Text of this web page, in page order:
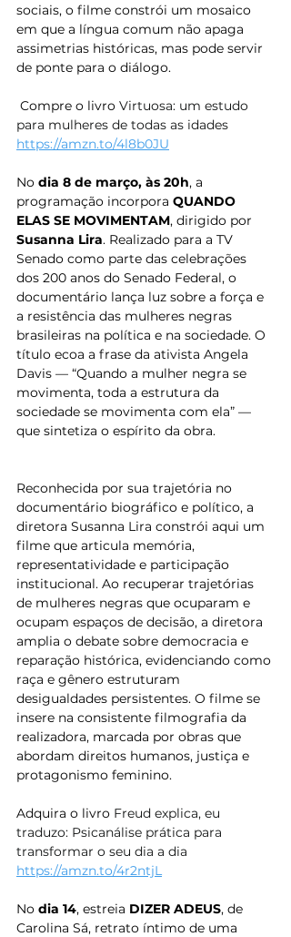
sociais, o filme constrói um mosaico
em que a língua comum não apaga
assimetrias históricas, mas pode servir
de ponte para o diálogo.
Compre o livro Virtuosa: um estudo
para mulheres de todas as idades
https://amzn.to/4l8b0JU
No dia 8 de março, às 20h, a
programação incorpora QUANDO
ELAS SE MOVIMENTAM, dirigido por
Susanna Lira. Realizado para a TV
Senado como parte das celebrações
dos 200 anos do Senado Federal, o
documentário lança luz sobre a força e
a resistência das mulheres negras
brasileiras na política e na sociedade. O
título ecoa a frase da ativista Angela
Davis — “Quando a mulher negra se
movimenta, toda a estrutura da
sociedade se movimenta com ela” —
que sintetiza o espírito da obra.
Reconhecida por sua trajetória no
documentário biográfico e político, a
diretora Susanna Lira constrói aqui um
filme que articula memória,
representatividade e participação
institucional. Ao recuperar trajetórias
de mulheres negras que ocuparam e
ocupam espaços de decisão, a diretora
amplia o debate sobre democracia e
reparação histórica, evidenciando como
raça e gênero estruturam
desigualdades persistentes. O filme se
insere na consistente filmografia da
realizadora, marcada por obras que
abordam direitos humanos, justiça e
protagonismo feminino.
Adquira o livro Freud explica, eu
traduzo: Psicanálise prática para
transformar o seu dia a dia
https://amzn.to/4r2ntjL
No dia 14, estreia DIZER ADEUS, de
Carolina Sá, retrato íntimo de uma